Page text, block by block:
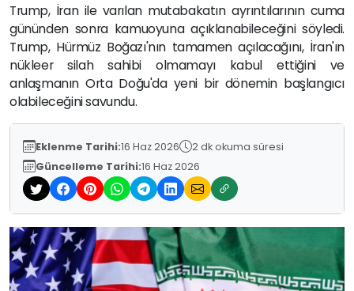
Trump, İran ile varılan mutabakatın ayrıntılarının cuma
gününden sonra kamuoyuna açıklanabileceğini söyledi.
Trump, Hürmüz Boğazı'nın tamamen açılacağını, İran'ın
nükleer silah sahibi olmamayı kabul ettiğini ve
anlaşmanın Orta Doğu'da yeni bir dönemin başlangıcı
olabileceğini savundu.
Eklenme Tarihi:16 Haz 2026
2 dk okuma süresi
Güncelleme Tarihi:16 Haz 2026